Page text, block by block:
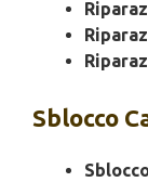
Sblocco